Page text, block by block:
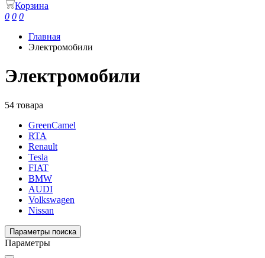
Корзина
0 0 0
Главная
Электромобили
Электромобили
54 товара
GreenCamel
RTA
Renault
Tesla
FIAT
BMW
AUDI
Volkswagen
Nissan
Параметры поиска
Параметры